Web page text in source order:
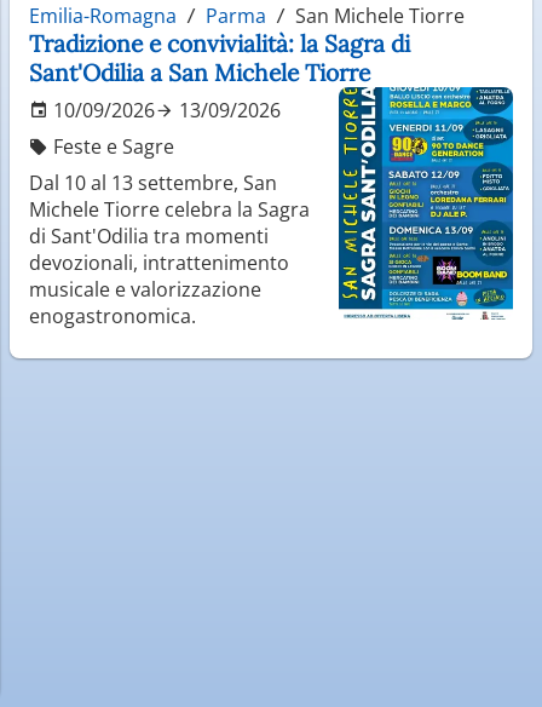
Emilia-Romagna Parma San Michele Tiorre
Tradizione e convivialità: la Sagra di
Sant'Odilia a San Michele Tiorre
10/09/2026
13/09/2026
Feste e Sagre
Dal 10 al 13 settembre, San
Michele Tiorre celebra la Sagra
di Sant'Odilia tra momenti
devozionali, intrattenimento
musicale e valorizzazione
enogastronomica.